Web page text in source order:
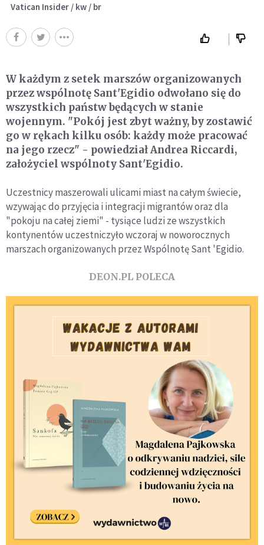
Vatican Insider / kw / br
W każdym z setek marszów organizowanych
przez wspólnotę Sant'Egidio odwołano się do
wszystkich państw będących w stanie
wojennym. "Pokój jest zbyt ważny, by zostawić
go w rękach kilku osób: każdy może pracować
na jego rzecz" - powiedział Andrea Riccardi,
założyciel wspólnoty Sant'Egidio.
Uczestnicy maszerowali ulicami miast na całym świecie,
wzywając do przyjęcia i integracji migrantów oraz dla
"pokoju na całej ziemi" - tysiące ludzi ze wszystkich
kontynentów uczestniczyło wczoraj w noworocznych
marszach organizowanych przez Wspólnotę Sant 'Egidio.
DEON.PL POLECA